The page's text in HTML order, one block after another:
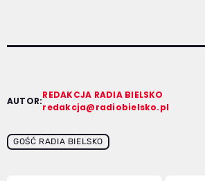
AUTOR:
REDAKCJA RADIA BIELSKO
redakcja@radiobielsko.pl
GOŚĆ RADIA BIELSKO